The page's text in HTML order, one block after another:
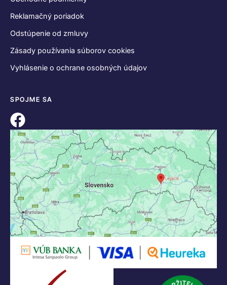
Reklamačný poriadok
Odstúpenie od zmluvy
Zásady používania súborov cookies
Vyhlásenie o ochrane osobných údajov
SPOJME SA